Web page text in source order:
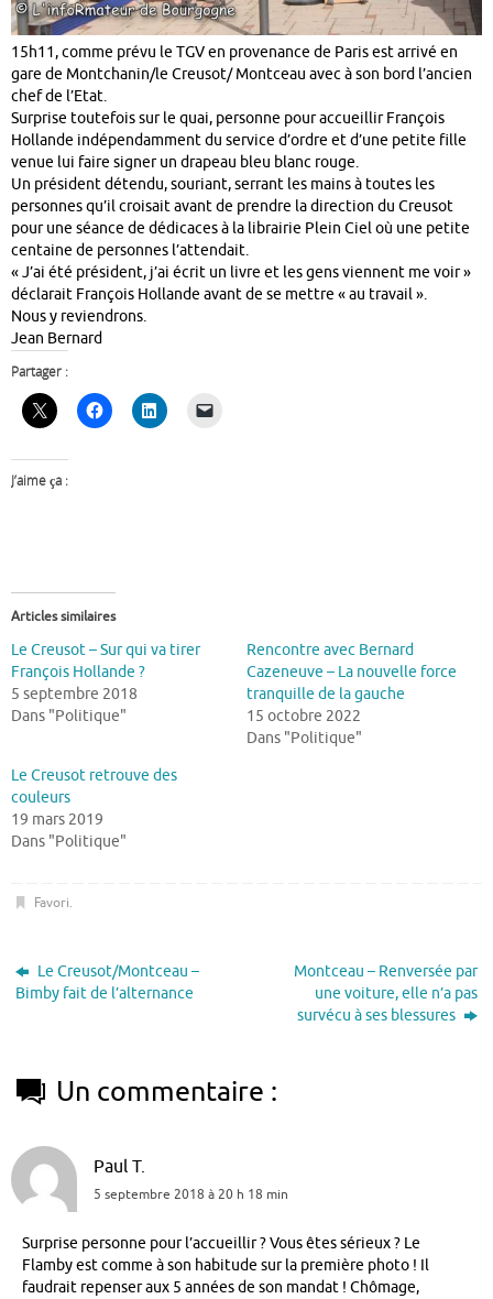
15h11, comme prévu le TGV en provenance de Paris est arrivé en
gare de Montchanin/le Creusot/ Montceau avec à son bord l’ancien
chef de l’Etat.
Surprise toutefois sur le quai, personne pour accueillir François
Hollande indépendamment du service d’ordre et d’une petite fille
venue lui faire signer un drapeau bleu blanc rouge.
Un président détendu, souriant, serrant les mains à toutes les
personnes qu’il croisait avant de prendre la direction du Creusot
pour une séance de dédicaces à la librairie Plein Ciel où une petite
centaine de personnes l’attendait.
« J’ai été président, j’ai écrit un livre et les gens viennent me voir »
déclarait François Hollande avant de se mettre « au travail ».
Nous y reviendrons.
Jean Bernard
Partager :
J’aime ça :
Articles similaires
Le Creusot – Sur qui va tirer
François Hollande ?
5 septembre 2018
Dans "Politique"
Rencontre avec Bernard
Cazeneuve – La nouvelle force
tranquille de la gauche
15 octobre 2022
Dans "Politique"
Le Creusot retrouve des
couleurs
19 mars 2019
Dans "Politique"
Favori.
Le Creusot/Montceau –
Bimby fait de l’alternance
Montceau – Renversée par
une voiture, elle n’a pas
survécu à ses blessures
Un commentaire :
Paul T.
5 septembre 2018 à 20 h 18 min
Surprise personne pour l’accueillir ? Vous êtes sérieux ? Le
Flamby est comme à son habitude sur la première photo ! Il
faudrait repenser aux 5 années de son mandat ! Chômage,